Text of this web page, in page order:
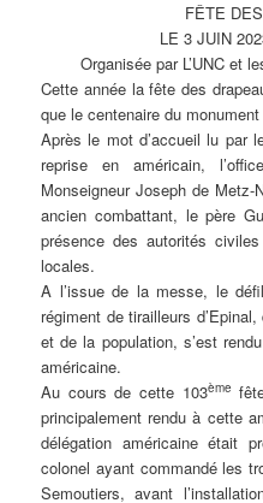
FÊTE
LE 3 JUIN
Organisée par L’UNC et
Cette année la fête des
que le centenaire du
Après le mot d’accueil lu par
reprise en américain,
Monseigneur Joseph de
ancien combattant, le père
présence des autorités
locales.
A l’issue de la messe, le
régiment de tirailleurs
et de la population, s’est
américaine.
Au cours de cette 103ème
principalement rendu à cette
délégation américaine était
colonel ayant commandé les
Semoutiers, avant